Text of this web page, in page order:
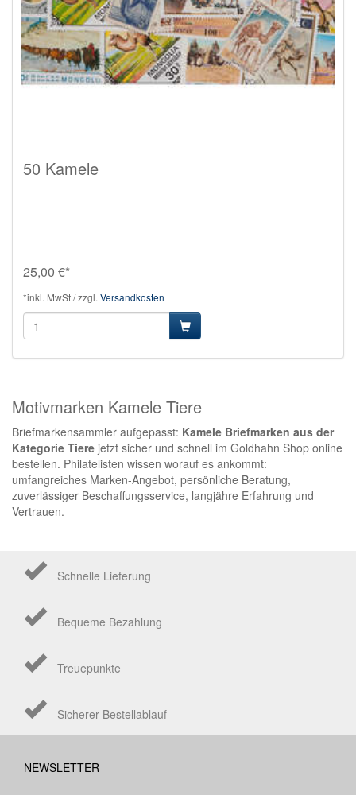
50 Kamele
25,00 €*
*inkl. MwSt./ zzgl. Versandkosten
Motivmarken Kamele Tiere
Briefmarkensammler aufgepasst: Kamele Briefmarken aus der
Kategorie Tiere jetzt sicher und schnell im Goldhahn Shop online
bestellen. Philatelisten wissen worauf es ankommt:
umfangreiches Marken-Angebot, persönliche Beratung,
zuverlässiger Beschaffungsservice, langjähre Erfahrung und
Vertrauen.
Schnelle Lieferung
Bequeme Bezahlung
Treuepunkte
Sicherer Bestellablauf
NEWSLETTER